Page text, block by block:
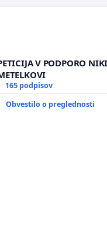
V PODPORO
165 podpisov
Obvestilo o preglednosti